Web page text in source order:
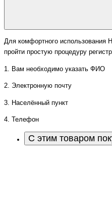
Для комфортного использования
пройти простую процедуру
1. Вам необходимо указать ФИО
2. Электронную почту
3. Населённый пункт
4. Телефон
С этим товаром